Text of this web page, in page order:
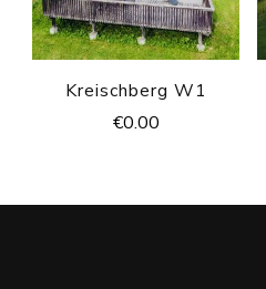
Kreischberg W1
€0.00